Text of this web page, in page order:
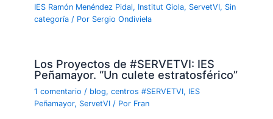
IES Ramón Menéndez Pidal, Institut Giola, ServetVI, Sin
categoría / Por Sergio Ondiviela
Los Proyectos de #SERVETVI: IES
Peñamayor. “Un culete estratosférico”
1 comentario / blog,centros #SERVETVI, IES
Peñamayor, ServetVI / Por Fran